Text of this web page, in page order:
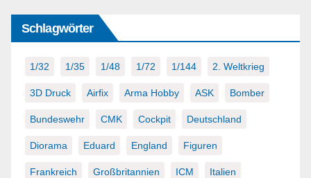
Schlagwörter
1/32 1/35 1/48 1/72 1/144 2. Weltkrieg
3D Druck Airfix Arma Hobby ASK Bomber
Bundeswehr CMK Cockpit Deutschland
Diorama Eduard England Figuren
Frankreich Großbritannien ICM Italien